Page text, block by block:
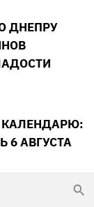
ДНЕПРУ
6 АВГУСТА